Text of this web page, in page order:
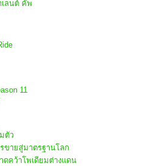
ลนต์ คัพ
11
ตัว
ขายสู่มาตรฐานโลก
ดคว้าโพเดียมต่างแดน